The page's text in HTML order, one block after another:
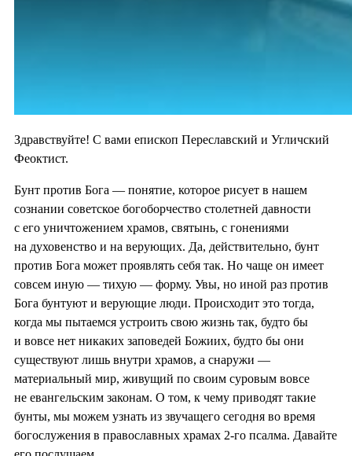
Здравствуйте! С вами епископ Переславский и Угличский
Феоктист.
Бунт против Бога — понятие, которое рисует в нашем
сознании советское богоборчество столетней давности
с его уничтожением храмов, святынь, с гонениями
на духовенство и на верующих. Да, действительно, бунт
против Бога может проявлять себя так. Но чаще он имеет
совсем иную — тихую — форму. Увы, но иной раз против
Бога бунтуют и верующие люди. Происходит это тогда,
когда мы пытаемся устроить свою жизнь так, будто бы
и вовсе нет никаких заповедей Божиих, будто бы они
существуют лишь внутри храмов, а снаружи —
материальный мир, живущий по своим суровым вовсе
не евангельским законам. О том, к чему приводят такие
бунты, мы можем узнать из звучащего сегодня во время
богослужения в православных храмах 2-го псалма. Давайте